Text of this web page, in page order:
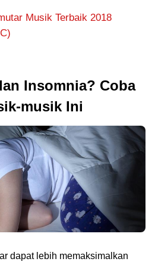
Musik Terbaik 2018
Insomnia? Coba
musik Ini
dapat lebih memaksimalkan